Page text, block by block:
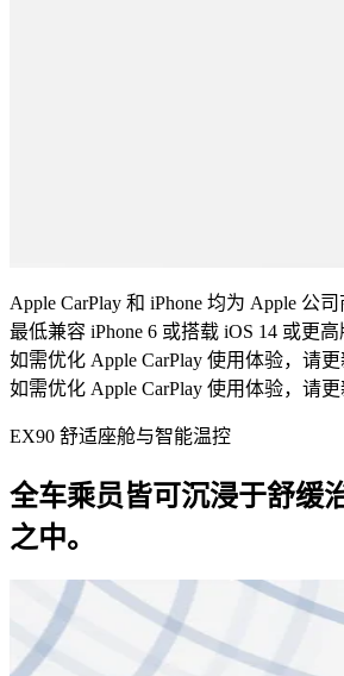
Apple CarPlay 和 iPhone 均为 Apple 公
最低兼容 iPhone 6 或搭载 iOS 14 或更高
如需优化 Apple CarPlay 使用体验，请
如需优化 Apple CarPlay 使用体验，请
EX90 舒适座舱与智能温控
全车乘员皆可沉浸于舒缓
之中。